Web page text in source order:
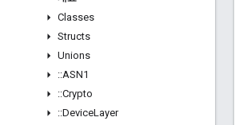
Classes
Structs
Unions
::ASN1
::Crypto
::DeviceLayer